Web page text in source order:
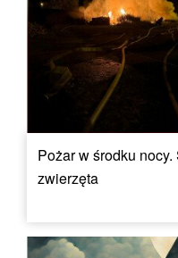
Pożar w środku nocy.
zwierzęta